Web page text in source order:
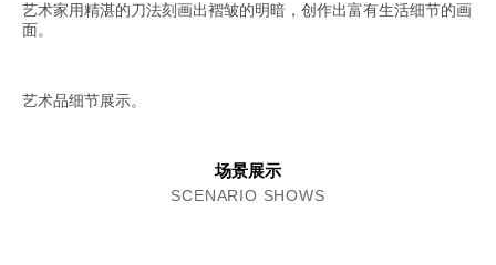
艺术家用精湛的刀法刻画出褶皱的明暗，创作出富有生活细节的画
面。
艺术品细节展示。
场景展示
SCENARIO SHOWS